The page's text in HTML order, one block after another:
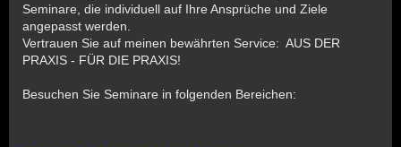
Seminare, die individuell auf Ihre Ansprüche und Ziele
angepasst werden.
Vertrauen Sie auf meinen bewährten Service: AUS DER
PRAXIS - FÜR DIE PRAXIS!
Besuchen Sie Seminare in folgenden Bereichen: